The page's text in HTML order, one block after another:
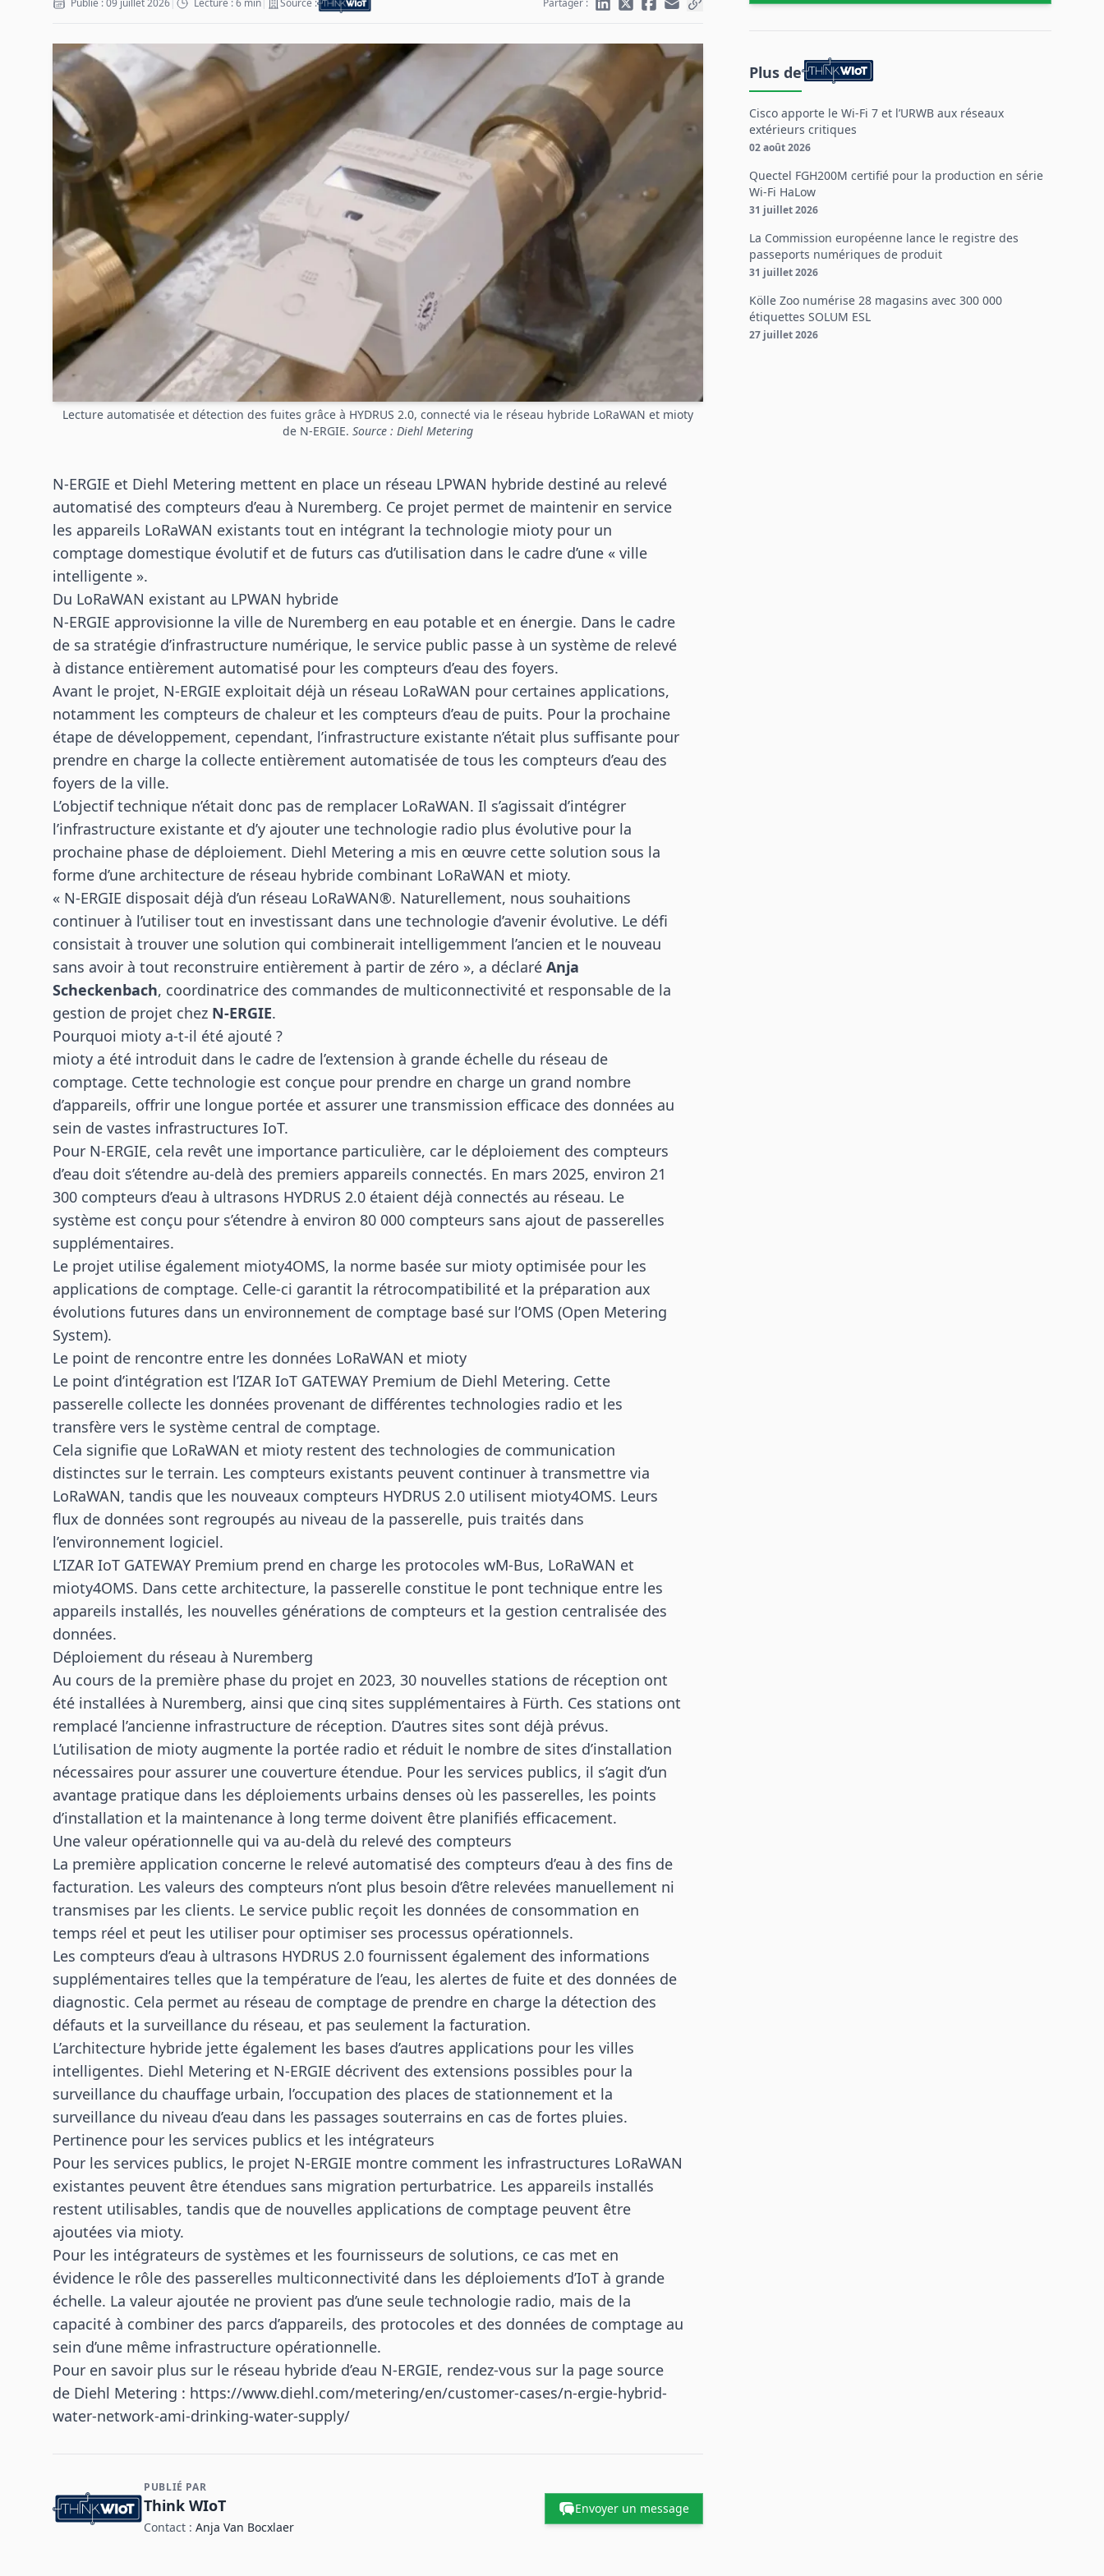
Publié : 09 juillet 2026| Lecture : 6 min| Source : Partager :
Lecture automatisée et détection des fuites grâce à HYDRUS 2.0, connecté via le réseau hybride LoRaWAN et mioty
de N-ERGIE. Source : Diehl Metering
N-ERGIE et Diehl Metering mettent en place un réseau LPWAN hybride destiné au relevé
automatisé des compteurs d’eau à Nuremberg. Ce projet permet de maintenir en service
les appareils LoRaWAN existants tout en intégrant la technologie mioty pour un
comptage domestique évolutif et de futurs cas d’utilisation dans le cadre d’une « ville
intelligente ».
Du LoRaWAN existant au LPWAN hybride
N-ERGIE approvisionne la ville de Nuremberg en eau potable et en énergie. Dans le cadre
de sa stratégie d’infrastructure numérique, le service public passe à un système de relevé
à distance entièrement automatisé pour les compteurs d’eau des foyers.
Avant le projet, N-ERGIE exploitait déjà un réseau LoRaWAN pour certaines applications,
notamment les compteurs de chaleur et les compteurs d’eau de puits. Pour la prochaine
étape de développement, cependant, l’infrastructure existante n’était plus suffisante pour
prendre en charge la collecte entièrement automatisée de tous les compteurs d’eau des
foyers de la ville.
L’objectif technique n’était donc pas de remplacer LoRaWAN. Il s’agissait d’intégrer
l’infrastructure existante et d’y ajouter une technologie radio plus évolutive pour la
prochaine phase de déploiement. Diehl Metering a mis en œuvre cette solution sous la
forme d’une architecture de réseau hybride combinant LoRaWAN et mioty.
« N-ERGIE disposait déjà d’un réseau LoRaWAN®. Naturellement, nous souhaitions
continuer à l’utiliser tout en investissant dans une technologie d’avenir évolutive. Le défi
consistait à trouver une solution qui combinerait intelligemment l’ancien et le nouveau
sans avoir à tout reconstruire entièrement à partir de zéro », a déclaré Anja
Scheckenbach, coordinatrice des commandes de multiconnectivité et responsable de la
gestion de projet chez N-ERGIE.
Pourquoi mioty a-t-il été ajouté ?
mioty a été introduit dans le cadre de l’extension à grande échelle du réseau de
comptage. Cette technologie est conçue pour prendre en charge un grand nombre
d’appareils, offrir une longue portée et assurer une transmission efficace des données au
sein de vastes infrastructures IoT.
Pour N-ERGIE, cela revêt une importance particulière, car le déploiement des compteurs
d’eau doit s’étendre au-delà des premiers appareils connectés. En mars 2025, environ 21
300 compteurs d’eau à ultrasons HYDRUS 2.0 étaient déjà connectés au réseau. Le
système est conçu pour s’étendre à environ 80 000 compteurs sans ajout de passerelles
supplémentaires.
Le projet utilise également mioty4OMS, la norme basée sur mioty optimisée pour les
applications de comptage. Celle-ci garantit la rétrocompatibilité et la préparation aux
évolutions futures dans un environnement de comptage basé sur l’OMS (Open Metering
System).
Le point de rencontre entre les données LoRaWAN et mioty
Le point d’intégration est l’IZAR IoT GATEWAY Premium de Diehl Metering. Cette
passerelle collecte les données provenant de différentes technologies radio et les
transfère vers le système central de comptage.
Cela signifie que LoRaWAN et mioty restent des technologies de communication
distinctes sur le terrain. Les compteurs existants peuvent continuer à transmettre via
LoRaWAN, tandis que les nouveaux compteurs HYDRUS 2.0 utilisent mioty4OMS. Leurs
flux de données sont regroupés au niveau de la passerelle, puis traités dans
l’environnement logiciel.
L’IZAR IoT GATEWAY Premium prend en charge les protocoles wM-Bus, LoRaWAN et
mioty4OMS. Dans cette architecture, la passerelle constitue le pont technique entre les
appareils installés, les nouvelles générations de compteurs et la gestion centralisée des
données.
Déploiement du réseau à Nuremberg
Au cours de la première phase du projet en 2023, 30 nouvelles stations de réception ont
été installées à Nuremberg, ainsi que cinq sites supplémentaires à Fürth. Ces stations ont
remplacé l’ancienne infrastructure de réception. D’autres sites sont déjà prévus.
L’utilisation de mioty augmente la portée radio et réduit le nombre de sites d’installation
nécessaires pour assurer une couverture étendue. Pour les services publics, il s’agit d’un
avantage pratique dans les déploiements urbains denses où les passerelles, les points
d’installation et la maintenance à long terme doivent être planifiés efficacement.
Une valeur opérationnelle qui va au-delà du relevé des compteurs
La première application concerne le relevé automatisé des compteurs d’eau à des fins de
facturation. Les valeurs des compteurs n’ont plus besoin d’être relevées manuellement ni
transmises par les clients. Le service public reçoit les données de consommation en
temps réel et peut les utiliser pour optimiser ses processus opérationnels.
Les compteurs d’eau à ultrasons HYDRUS 2.0 fournissent également des informations
supplémentaires telles que la température de l’eau, les alertes de fuite et des données de
diagnostic. Cela permet au réseau de comptage de prendre en charge la détection des
défauts et la surveillance du réseau, et pas seulement la facturation.
L’architecture hybride jette également les bases d’autres applications pour les villes
intelligentes. Diehl Metering et N-ERGIE décrivent des extensions possibles pour la
surveillance du chauffage urbain, l’occupation des places de stationnement et la
surveillance du niveau d’eau dans les passages souterrains en cas de fortes pluies.
Pertinence pour les services publics et les intégrateurs
Pour les services publics, le projet N-ERGIE montre comment les infrastructures LoRaWAN
existantes peuvent être étendues sans migration perturbatrice. Les appareils installés
restent utilisables, tandis que de nouvelles applications de comptage peuvent être
ajoutées via mioty.
Pour les intégrateurs de systèmes et les fournisseurs de solutions, ce cas met en
évidence le rôle des passerelles multiconnectivité dans les déploiements d’IoT à grande
échelle. La valeur ajoutée ne provient pas d’une seule technologie radio, mais de la
capacité à combiner des parcs d’appareils, des protocoles et des données de comptage au
sein d’une même infrastructure opérationnelle.
Pour en savoir plus sur le réseau hybride d’eau N-ERGIE, rendez-vous sur la page source
de Diehl Metering : https://www.diehl.com/metering/en/customer-cases/n-ergie-hybrid-
water-network-ami-drinking-water-supply/
Contact et informations sur l'entreprise
PUBLIÉ PAR
Think WIoT
Contact :Anja Van Bocxlaer
Envoyer un message
Plus de
Cisco apporte le Wi-Fi 7 et l’URWB aux réseaux
extérieurs critiques
02 août 2026
Quectel FGH200M certifié pour la production en série
Wi-Fi HaLow
31 juillet 2026
La Commission européenne lance le registre des
passeports numériques de produit
31 juillet 2026
Kölle Zoo numérise 28 magasins avec 300 000
étiquettes SOLUM ESL
27 juillet 2026